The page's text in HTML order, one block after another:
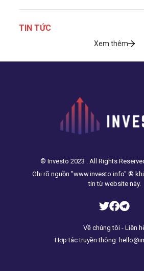
TIN TỨC
Xem thêm
© Investo 2023 . All Rights
Ghi rõ nguồn "www.investo.info" ®
tin từ website này.
Về chúng tôi - Liên
Hợp tác truyền thông: